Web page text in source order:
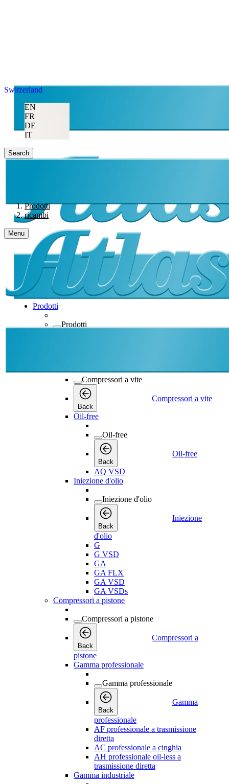
Switzerland
EN
FR
DE
IT
Search
Prodotti
ricambi
Menu
Prodotti
Prodotti
Compressori a vite
Back
Compressori a vite
Oil-free
Oil-free
Back
Oil-free
AQ VSD
Iniezione d'olio
Iniezione d'olio
Back
Iniezione
d'olio
G
G VSD
GA
GA FLX
GA VSD
GA VSDs
Compressori a pistone
Compressori a pistone
Back
Compressori a
pistone
Gamma professionale
Gamma professionale
Back
Gamma
professionale
AF professionale a trasmissione
diretta
AC professionale a cinghia
AH professionale oil-less a
trasmissione diretta
Gamma industriale